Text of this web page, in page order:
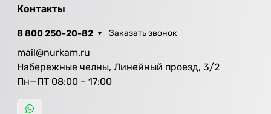
Контакты
8 800 250-20-82 Заказать звонок
mail@nurkam.ru
Набережные челны, Линейный проезд, 3/2
Пн—ПТ 08:00 – 17:00